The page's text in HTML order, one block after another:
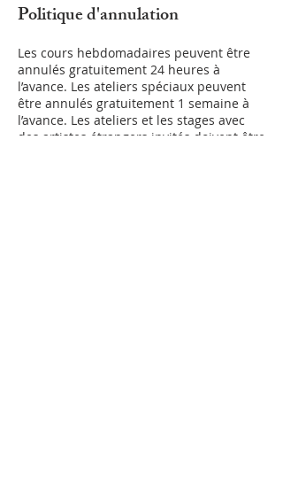
Politique d'annulation
Les cours hebdomadaires peuvent être
annulés gratuitement 24 heures à
l’avance. Les ateliers spéciaux peuvent
être annulés gratuitement 1 semaine à
l’avance. Les ateliers et les stages avec
des artistes étrangers invités doivent être